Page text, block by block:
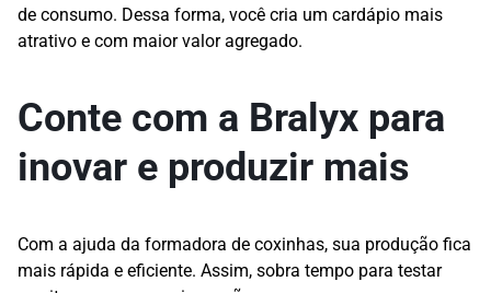
de consumo. Dessa forma, você cria um cardápio mais
atrativo e com maior valor agregado.
Conte com a Bralyx para
inovar e produzir mais
Com a ajuda da formadora de coxinhas, sua produção fica
mais rápida e eficiente. Assim, sobra tempo para testar